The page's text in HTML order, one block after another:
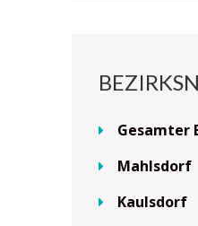
Gesamter
Mahlsdorf
Kaulsdorf